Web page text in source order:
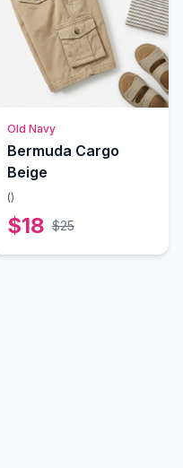
Old Navy
Bermuda Cargo
Beige
()
$18 $25